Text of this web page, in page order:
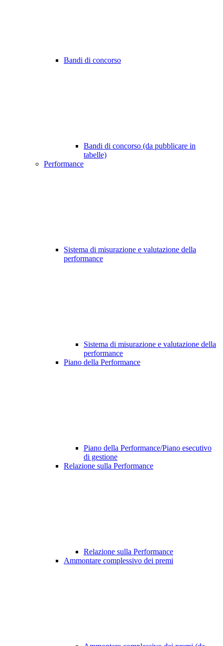
Bandi di concorso
Bandi di concorso (da pubblicare in
tabelle)
Performance
Sistema di misurazione e valutazione della
performance
Sistema di misurazione e valutazione della
performance
Piano della Performance
Piano della Performance/Piano esecutivo
di gestione
Relazione sulla Performance
Relazione sulla Performance
Ammontare complessivo dei premi